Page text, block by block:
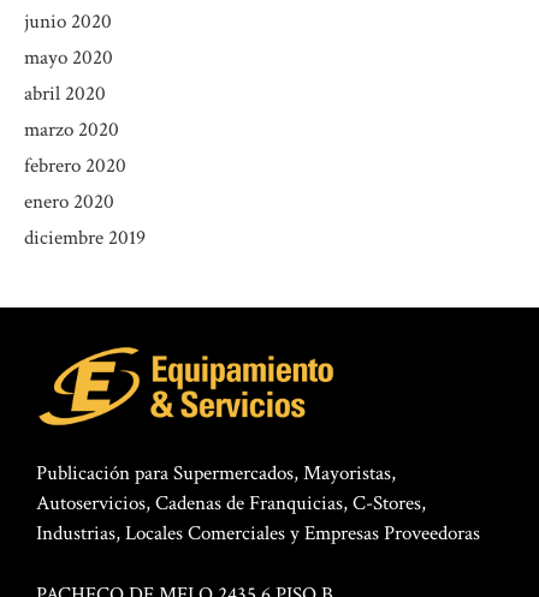
junio 2020
mayo 2020
abril 2020
marzo 2020
febrero 2020
enero 2020
diciembre 2019
Publicación para Supermercados, Mayoristas,
Autoservicios, Cadenas de Franquicias, C-Stores,
Industrias, Locales Comerciales y Empresas Proveedoras